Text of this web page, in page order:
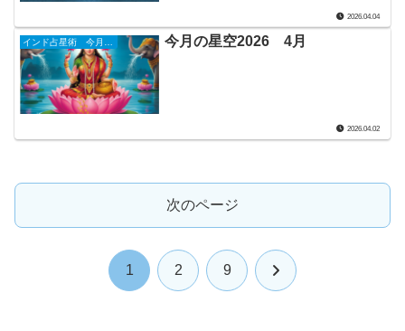
2026.04.04
インド占星術 今月の星詠み 今月の星空2026 4月
2026.04.02
次のページ
1 2 9 次